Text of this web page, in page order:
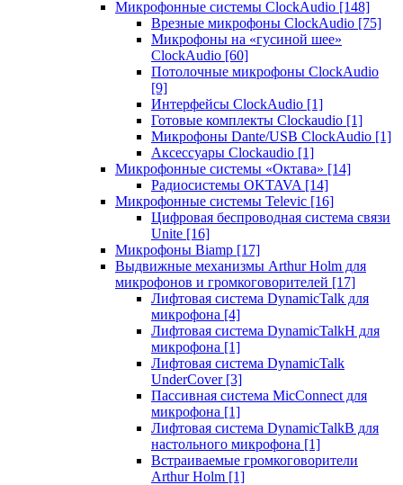
Микрофонные системы ClockAudio [148]
Врезные микрофоны ClockAudio [75]
Микрофоны на «гусиной шее»
ClockAudio [60]
Потолочные микрофоны ClockAudio
[9]
Интерфейсы ClockAudio [1]
Готовые комплекты Clockaudio [1]
Микрофоны Dante/USB ClockAudio [1]
Аксессуары Clockaudio [1]
Микрофонные системы «Октава» [14]
Радиосистемы OKTAVA [14]
Микрофонные системы Televic [16]
Цифровая беспроводная система связи
Unite [16]
Микрофоны Biamp [17]
Выдвижные механизмы Arthur Holm для
микрофонов и громкоговорителей [17]
Лифтовая система DynamicTalk для
микрофона [4]
Лифтовая система DynamicTalkH для
микрофона [1]
Лифтовая система DynamicTalk
UnderCover [3]
Пассивная система MicConnect для
микрофона [1]
Лифтовая система DynamicTalkB для
настольного микрофона [1]
Встраиваемые громкоговорители
Arthur Holm [1]